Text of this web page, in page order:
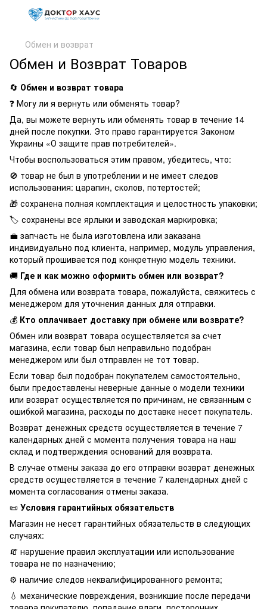
Обмен и возврат
Обмен и Возврат Товаров
🔄 Обмен и возврат товара
❓ Могу ли я вернуть или обменять товар?
Да, вы можете вернуть или обменять товар в течение 14
дней после покупки. Это право гарантируется Законом
Украины «О защите прав потребителей».
Чтобы воспользоваться этим правом, убедитесь, что:
🚫 товар не был в употреблении и не имеет следов
использования: царапин, сколов, потертостей;
🎁 сохранена полная комплектация и целостность упаковки;
🏷️ сохранены все ярлыки и заводская маркировка;
💼 запчасть не была изготовлена или заказана
индивидуально под клиента, например, модуль управления,
который прошивается под конкретную модель техники.
🚚 Где и как можно оформить обмен или возврат?
Для обмена или возврата товара, пожалуйста, свяжитесь с
менеджером для уточнения данных для отправки.
💰 Кто оплачивает доставку при обмене или возврате?
Обмен или возврат товара осуществляется за счет
магазина, если товар был неправильно подобран
менеджером или был отправлен не тот товар.
Если товар был подобран покупателем самостоятельно,
были предоставлены неверные данные о модели техники
или возврат осуществляется по причинам, не связанным с
ошибкой магазина, расходы по доставке несет покупатель.
Возврат денежных средств осуществляется в течение 7
календарных дней с момента получения товара на наш
склад и подтверждения оснований для возврата.
В случае отмены заказа до его отправки возврат денежных
средств осуществляется в течение 7 календарных дней с
момента согласования отмены заказа.
📜 Условия гарантийных обязательств
Магазин не несет гарантийных обязательств в следующих
случаях:
🧯 нарушение правил эксплуатации или использование
товара не по назначению;
⚙️ наличие следов неквалифицированного ремонта;
💧 механические повреждения, возникшие после передачи